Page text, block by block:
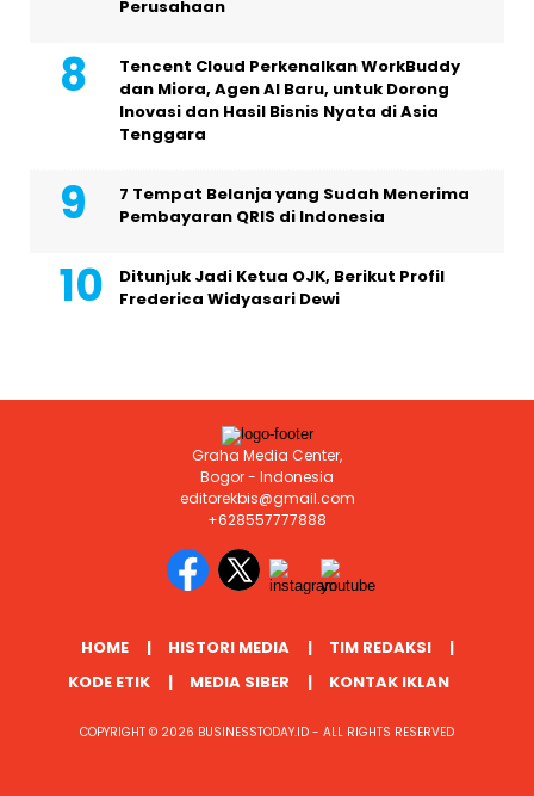
Perusahaan
Tencent Cloud Perkenalkan WorkBuddy
dan Miora, Agen AI Baru, untuk Dorong
Inovasi dan Hasil Bisnis Nyata di Asia
Tenggara
7 Tempat Belanja yang Sudah Menerima
Pembayaran QRIS di Indonesia
Ditunjuk Jadi Ketua OJK, Berikut Profil
Frederica Widyasari Dewi
Graha Media Center,
Bogor - Indonesia
editorekbis@gmail.com
+628557777888
HOME HISTORI MEDIA
TIM REDAKSI
KODE ETIK
MEDIA SIBER KONTAK IKLAN
COPYRIGHT © 2026 BUSINESSTODAY.ID - ALL RIGHTS RESERVED